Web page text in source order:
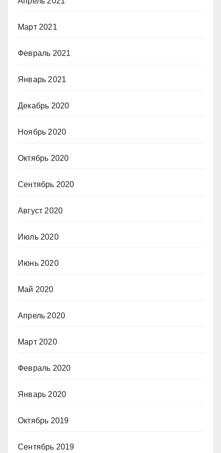
Март 2021
Февраль 2021
Январь 2021
Декабрь 2020
Ноябрь 2020
Октябрь 2020
Сентябрь 2020
Август 2020
Июль 2020
Июнь 2020
Май 2020
Апрель 2020
Март 2020
Февраль 2020
Январь 2020
Октябрь 2019
Сентябрь 2019